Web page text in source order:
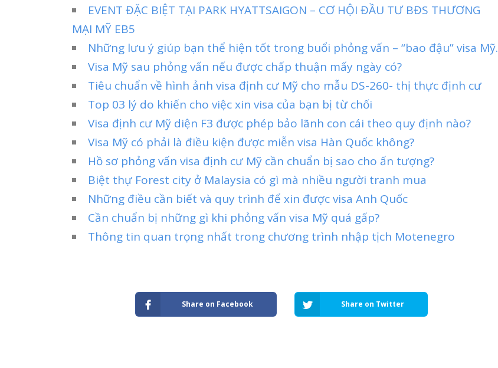
EVENT ĐẶC BIỆT TẠI PARK HYATTSAIGON – CƠ HỘI ĐẦU TƯ BĐS THƯƠNG
MẠI MỸ EB5
Những lưu ý giúp bạn thể hiện tốt trong buổi phỏng vấn – “bao đậu” visa Mỹ.
Visa Mỹ sau phỏng vấn nếu được chấp thuận mấy ngày có?
Tiêu chuẩn về hình ảnh visa định cư Mỹ cho mẫu DS-260- thị thực định cư
Top 03 lý do khiến cho việc xin visa của bạn bị từ chối
Visa định cư Mỹ diện F3 được phép bảo lãnh con cái theo quy định nào?
Visa Mỹ có phải là điều kiện được miễn visa Hàn Quốc không?
Hồ sơ phỏng vấn visa định cư Mỹ cần chuẩn bị sao cho ấn tượng?
Biệt thự Forest city ở Malaysia có gì mà nhiều người tranh mua
Những điều cần biết và quy trình để xin được visa Anh Quốc
Cần chuẩn bị những gì khi phỏng vấn visa Mỹ quá gấp?
Thông tin quan trọng nhất trong chương trình nhập tịch Motenegro
Share on Facebook Share on Twitter